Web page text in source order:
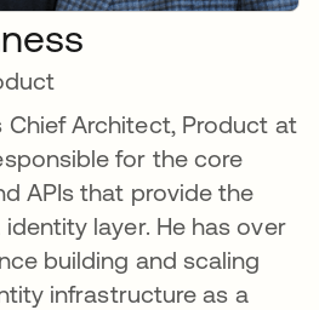
Chief Architect, Product at
for the core
APIs that provide the
layer. He has over
building and scaling
infrastructure as a